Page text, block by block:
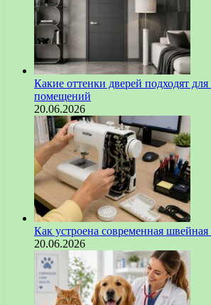
Какие оттенки дверей подходят
помещений
20.06.2026
Как устроена современная
20.06.2026